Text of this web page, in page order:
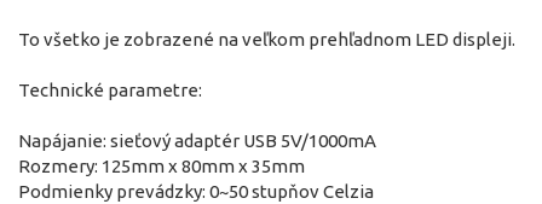
To všetko je zobrazené na veľkom prehľadnom LED displeji.
Technické parametre:
Napájanie: sieťový adaptér USB 5V/1000mA
Rozmery: 125mm x 80mm x 35mm
Podmienky prevádzky: 0~50 stupňov Celzia